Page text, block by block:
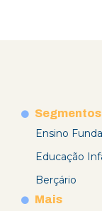
Segmentos
Ensino
Educação
Berçário
Mais